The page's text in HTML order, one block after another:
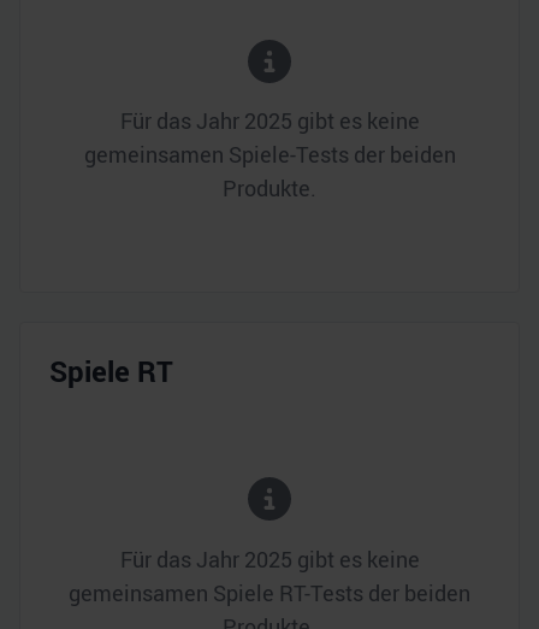
Für das Jahr 2025 gibt es keine
gemeinsamen Spiele-Tests der beiden
Produkte.
Spiele RT
Für das Jahr 2025 gibt es keine
gemeinsamen Spiele RT-Tests der beiden